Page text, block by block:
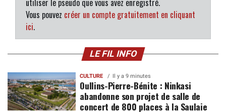
utiliser le pseudo que vous avez enregistré.
Vous pouvez créer un compte gratuitement en cliquant
ici.
LE FIL INFO
CULTURE Il y a 9 minutes
Oullins-Pierre-Bénite : Ninkasi
abandonne son projet de salle de
concert de 800 places à la Saulaie